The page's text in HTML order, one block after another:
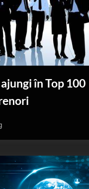
în Top 100